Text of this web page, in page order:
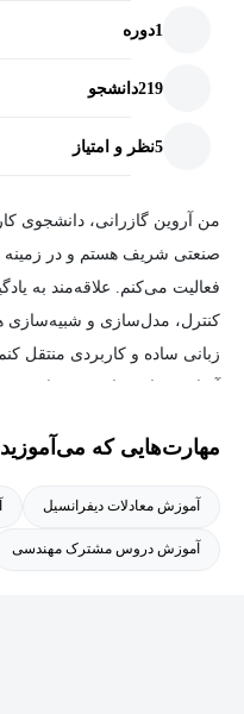
1دوره
219دانشجو
5نظر و امتیاز
من آروین گازرانی، دانشجوی
صنعتی شریف هستم و در زمینه
فعالیت می‌کنم. علاقه‌مند به
کنترل، مدل‌سازی و
زبانی ساده و کاربردی منتقل
مهارت‌هایی که می‌آموزید
آموزش معادلات دیفرانسیل
آموزش دروس مشترک مهندسی